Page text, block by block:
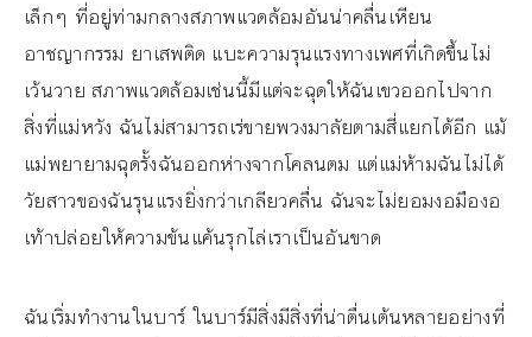
เล็กๆ ที่อยู่ท่ามกลางสภาพแวดล้อมอันน่าคลื่นเหียน
อาชญากรรม ยาเสพติด แบะความรุนแรงทางเพศที่เกิดขึ้นไม่
เว้นวาย สภาพแวดล้อมเช่นนี้มีแต่จะฉุดให้ฉันเขวออกไปจาก
สิ่งที่แม่หวัง ฉันไม่สามารถเร่ขายพวงมาลัยตามสี่แยกได้อีก แม้
แม่พยายามฉุดรั้งฉันออกห่างจากโคลนตม แต่แม่ห้ามฉันไม่ได้
วัยสาวของฉันรุนแรงยิ่งกว่าเกลียวคลื่น ฉันจะไม่ยอมงอมืองอ
เท้าปล่อยให้ความข้นแค้นรุกไล่เราเป็นอันขาด
ฉันเริ่มทำงานในบาร์ ในบาร์มีสิ่งมีสิ่งที่น่าตื่นเต้นหลายอย่างที่